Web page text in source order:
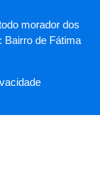
morador dos
Bairro de Fátima